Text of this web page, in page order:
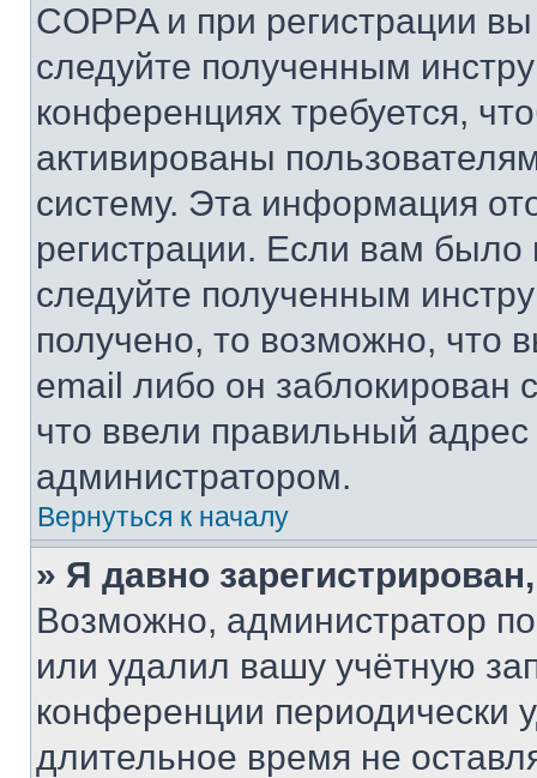
COPPA и при регистрации
следуйте полученным
конференциях требуется,
активированы
систему. Эта информация
регистрации. Если вам
следуйте полученным
получено, то возможно, что
email либо он
что ввели правильный адрес
администратором.
Вернуться к началу
» Я давно
Возможно, администратор
или удалил вашу учётную
конференции периодически
длительное время не